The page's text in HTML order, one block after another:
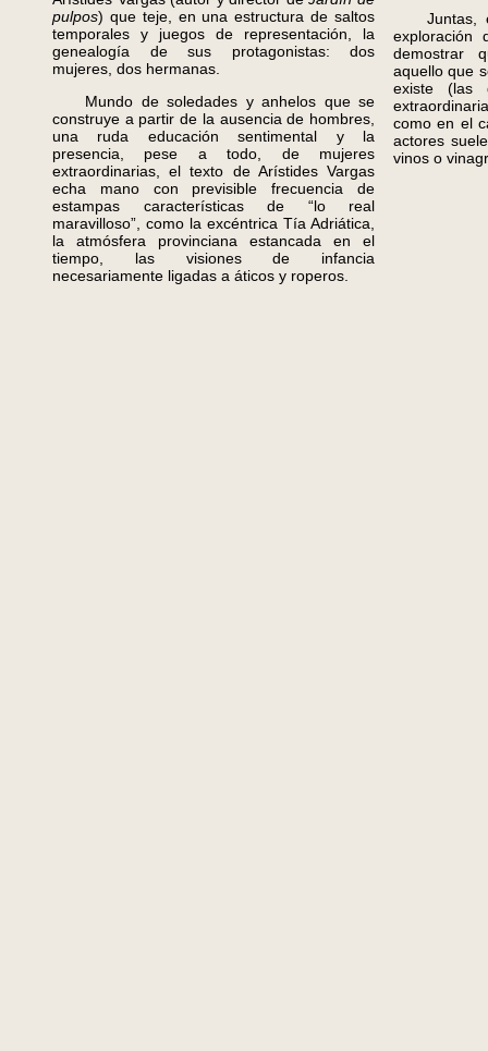
pulpos) que teje, en una estructura de saltos
temporales y juegos de representación, la
genealogía de sus protagonistas: dos
mujeres, dos hermanas.
Mundo de soledades y anhelos que se
construye a partir de la ausencia de hombres,
una ruda educación sentimental y la
presencia, pese a todo, de mujeres
extraordinarias, el texto de Arístides Vargas
echa mano con previsible frecuencia de
estampas características de “lo real
maravilloso”, como la excéntrica Tía Adriática,
la atmósfera provinciana estancada en el
tiempo, las visiones de infancia
necesariamente ligadas a áticos y roperos.
Juntas,
exploración
demostrar
aquello que
existe (las
como en el
actores
vinos o